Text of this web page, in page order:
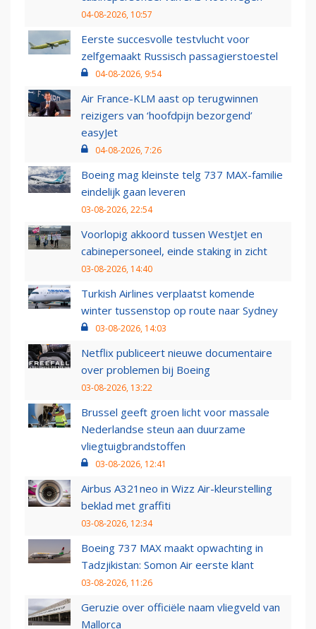
04-08-2026, 10:57
Eerste succesvolle testvlucht voor
zelfgemaakt Russisch passagierstoestel
04-08-2026, 9:54
Air France-KLM aast op terugwinnen
reizigers van ‘hoofdpijn bezorgend’
easyJet
04-08-2026, 7:26
Boeing mag kleinste telg 737 MAX-familie
eindelijk gaan leveren
03-08-2026, 22:54
Voorlopig akkoord tussen WestJet en
cabinepersoneel, einde staking in zicht
03-08-2026, 14:40
Turkish Airlines verplaatst komende
winter tussenstop op route naar Sydney
03-08-2026, 14:03
Netflix publiceert nieuwe documentaire
over problemen bij Boeing
03-08-2026, 13:22
Brussel geeft groen licht voor massale
Nederlandse steun aan duurzame
vliegtuigbrandstoffen
03-08-2026, 12:41
Airbus A321neo in Wizz Air-kleurstelling
beklad met graffiti
03-08-2026, 12:34
Boeing 737 MAX maakt opwachting in
Tadzjikistan: Somon Air eerste klant
03-08-2026, 11:26
Geruzie over officiële naam vliegveld van
Mallorca